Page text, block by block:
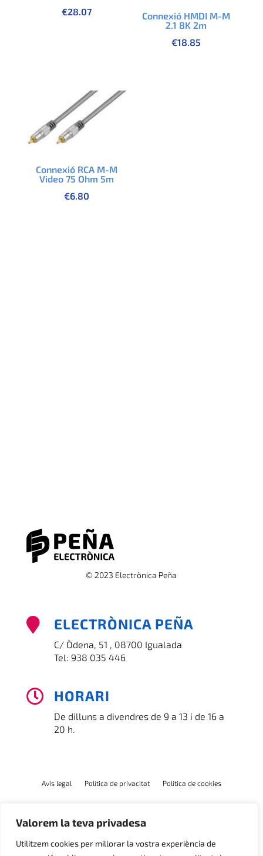
Valorem la teva privadesa
Utilitzem cookies per millorar la vostra experiència de
€28.07
Connexió HMDI M-M
2.1 8K 2m
€18.85
Connexió RCA M-M
Video 75 Ohm 5m
€6.80
© 2023 Electrònica Peña
 ELECTRÒNICA PEÑA
C/ Òdena, 51 , 08700 Igualada
Tel: 938 035 446
 HORARI
De dilluns a divendres de 9 a 13 i de 16 a
20 h.
Avís legal Política de privacitat Política de cookies